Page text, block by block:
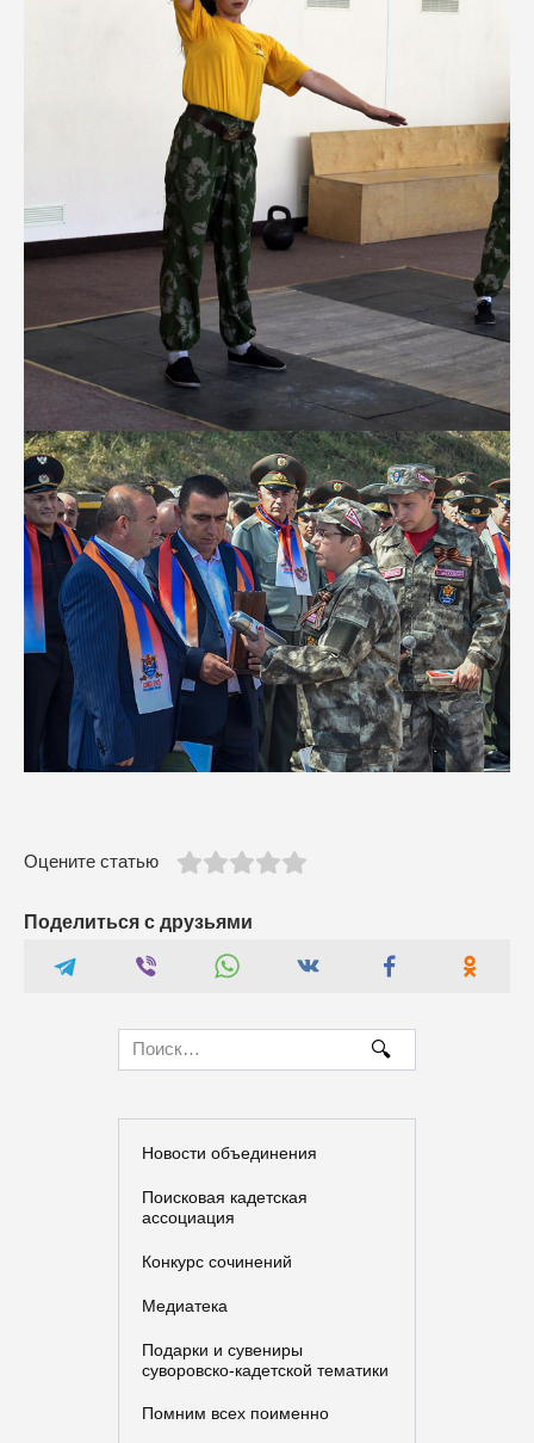
Оцените статью
Поделиться с друзьями
Search
for:
Новости объединения
Поисковая кадетская
ассоциация
Конкурс сочинений
Медиатека
Подарки и сувениры
суворовско-кадетской тематики
Помним всех поименно